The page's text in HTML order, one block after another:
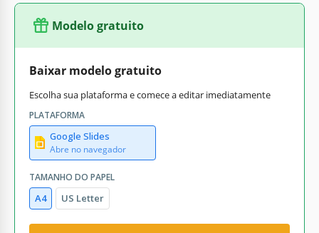
Modelo gratuito
Baixar modelo gratuito
Escolha sua plataforma e comece a editar imediatamente
PLATAFORMA
Google Slides
Abre no navegador
TAMANHO DO PAPEL
A4 US Letter